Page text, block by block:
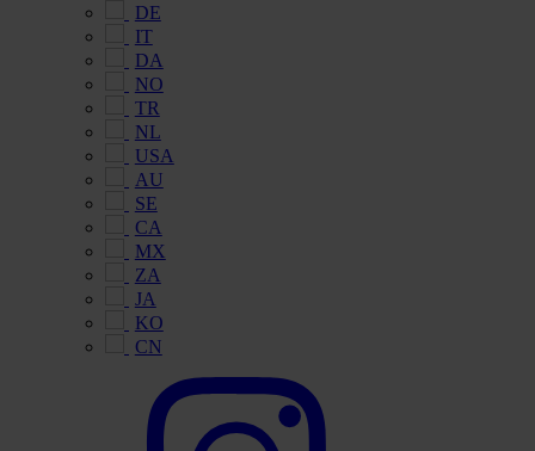
DE
IT
DA
NO
TR
NL
USA
AU
SE
CA
MX
ZA
JA
KO
CN